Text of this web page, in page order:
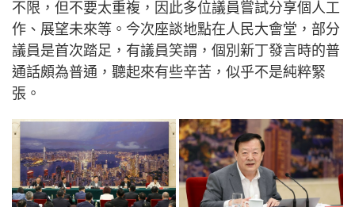
不限，但不要太重複，因此多位議員嘗試分享個人工
作、展望未來等。今次座談地點在人民大會堂，部分
議員是首次踏足，有議員笑謂，個別新丁發言時的普
通話頗為普通，聽起來有些辛苦，似乎不是純粹緊
張。